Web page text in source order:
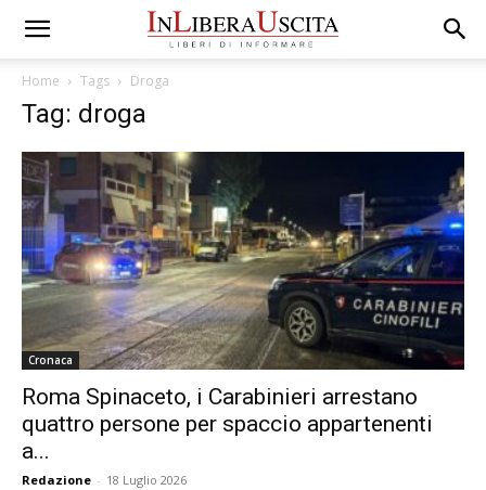
Home Tags Droga
Tag: droga
Cronaca
Roma Spinaceto, i Carabinieri arrestano
quattro persone per spaccio appartenenti
a...
Redazione - 18 Luglio 2026